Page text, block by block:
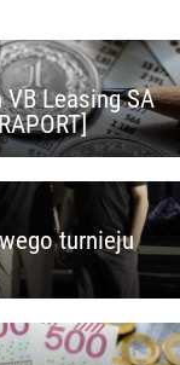
Leasing SA
turnieju